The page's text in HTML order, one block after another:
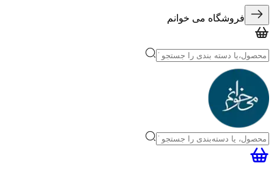
فروشگاه می خوانم